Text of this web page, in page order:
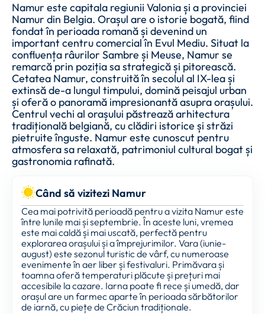
Namur este capitala regiunii Valonia și a provinciei
Namur din Belgia. Orașul are o istorie bogată, fiind
fondat în perioada romană și devenind un
important centru comercial în Evul Mediu. Situat la
confluența râurilor Sambre și Meuse, Namur se
remarcă prin poziția sa strategică și pitorească.
Cetatea Namur, construită în secolul al IX-lea și
extinsă de-a lungul timpului, domină peisajul urban
și oferă o panoramă impresionantă asupra orașului.
Centrul vechi al orașului păstrează arhitectura
tradițională belgiană, cu clădiri istorice și străzi
pietruite înguste. Namur este cunoscut pentru
atmosfera sa relaxată, patrimoniul cultural bogat și
gastronomia rafinată.
Când să vizitezi Namur
Cea mai potrivită perioadă pentru a vizita Namur este
între lunile mai și septembrie. În aceste luni, vremea
este mai caldă și mai uscată, perfectă pentru
explorarea orașului și a împrejurimilor. Vara (iunie-
august) este sezonul turistic de vârf, cu numeroase
evenimente în aer liber și festivaluri. Primăvara și
toamna oferă temperaturi plăcute și prețuri mai
accesibile la cazare. Iarna poate fi rece și umedă, dar
orașul are un farmec aparte în perioada sărbătorilor
de iarnă, cu piețe de Crăciun tradiționale.